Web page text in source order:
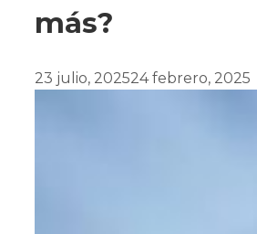
más?
23 julio, 202524 febrero, 2025